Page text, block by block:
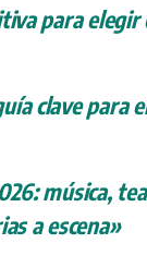
para
clave para
música,
a escena»